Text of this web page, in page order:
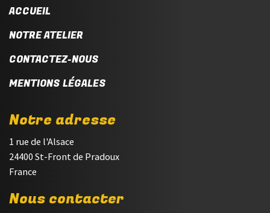
ACCUEIL
NOTRE ATELIER
CONTACTEZ-NOUS
MENTIONS LÉGALES
Notre adresse
1 rue de l'Alsace
24400 St-Front de Pradoux
France
Nous contacter